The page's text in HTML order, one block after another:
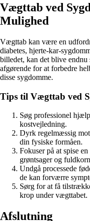
Vægttab ved
Mulighed
Vægttab kan være en
diabetes, hjerte-kar-
billedet, kan det blive
afgørende for at forbedre
disse sygdomme.
Tips til Vægttab ved
Søg professionel
kostvejledning.
Dyrk regelmæssig
din fysiske formåen.
Fokuser på at spise
grøntsager og
Undgå processede
de kan forværre
Sørg for at få
krop under vægttabet.
Afslutning